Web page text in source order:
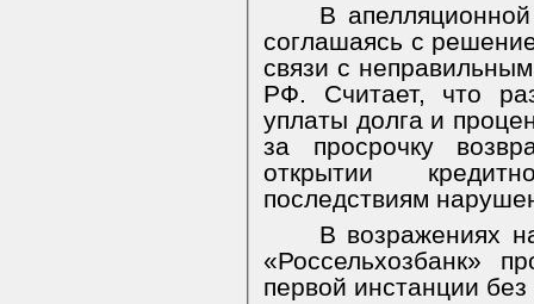
В
соглашаясь с
связи с
РФ. Считает, что
уплаты долга и
за просрочку
открытии
последствиям
В возражениях
«Россельхозбанк»
первой инстанции